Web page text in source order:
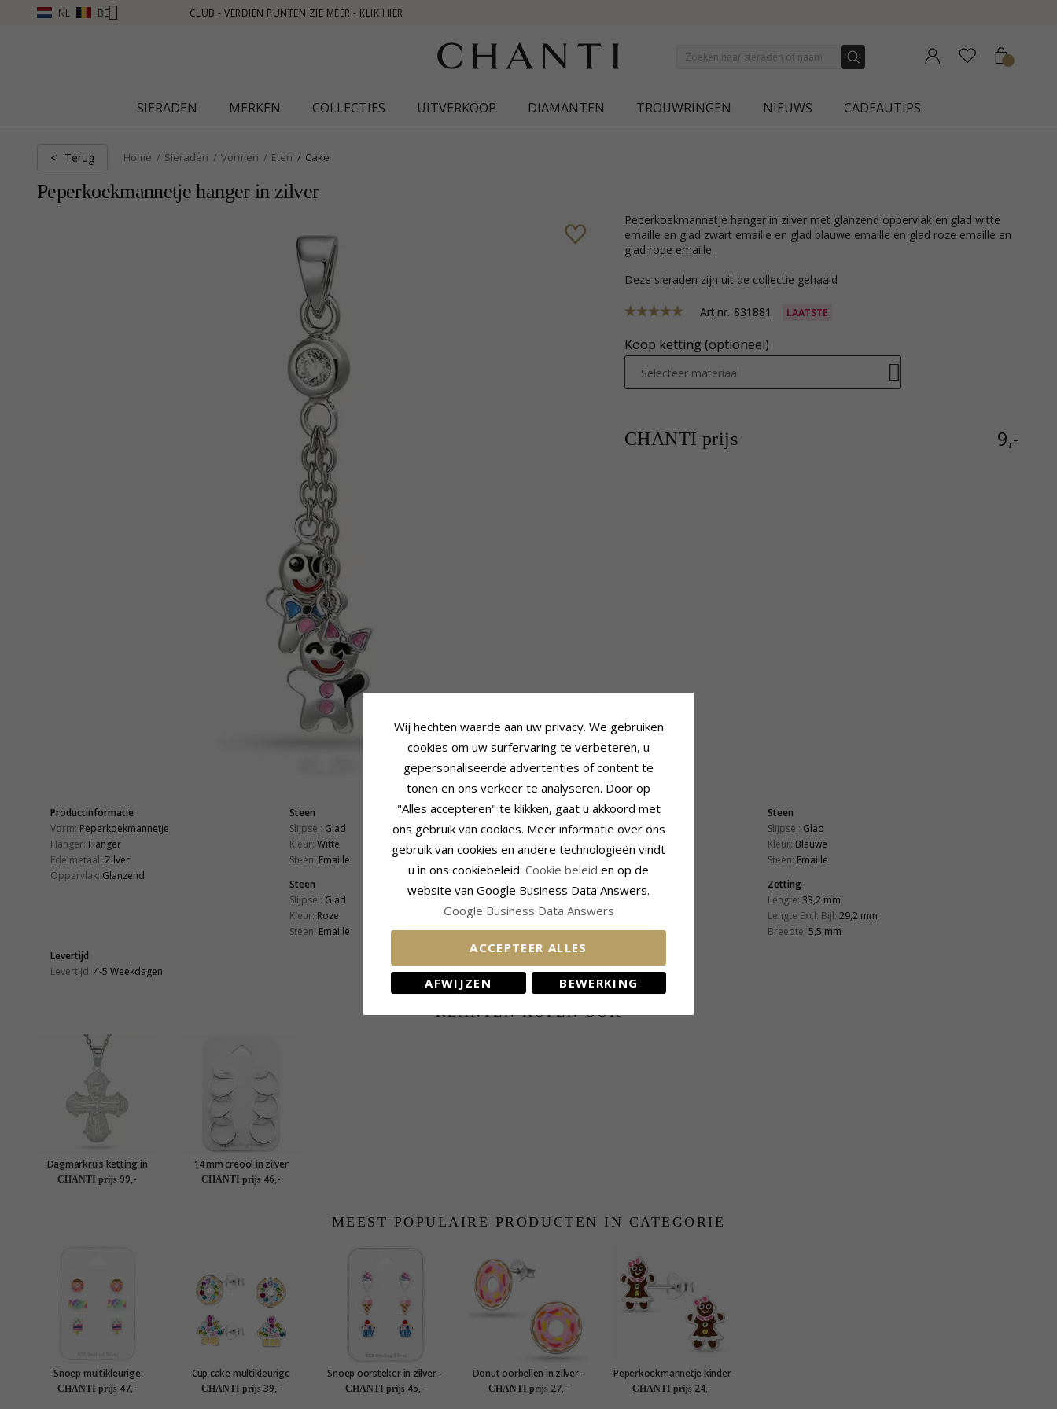
NL BE
ZIE MEER - KLIK HIER
SIERADEN MERKEN COLLECTIES UITVERKOOP DIAMANTEN TROUWRINGEN NIEUWS CADEAUTIPS
< Terug Home Sieraden Vormen Eten Cake
Peperkoekmannetje hanger in zilver
peperkoekmannetje hanger in zilver met glanzend oppervlak en glad witte
emaille en glad zwart emaille en glad blauwe emaille en glad roze emaille en
glad rode emaille.
Deze sieraden zijn uit de collectie gehaald
Art.nr. 831881 LAATSTE
Koop ketting (optioneel)
Selecteer materiaal
CHANTI prijs 9,-
Productinformatie
Vorm: Peperkoekmannetje
Hanger: Hanger
Edelmetaal: Zilver
Oppervlak: Glanzend
Steen
Slijpsel: Glad
Kleur: Witte
Steen: Emaille
Steen
Slijpsel: Glad
Kleur:
Zwart
Steen
Slijpsel: Glad
Kleur: Blauwe
Steen: Emaille
Steen
Slijpsel: Glad
Kleur: Roze
Steen: Emaille
Steen
Kleur: Rode
Steen:Emaille
Zetting
Lengte: 33,2 mm
Lengte Excl. Bijl: 29,2 mm
Breedte: 5,5 mm
Levertijd
Levertijd: 4-5 Weekdagen
KLANTEN KOPEN OOK
Dagmarkruis ketting in
zilver met hanger in zilver -
Amoré
CHANTI prijs 99,-
14 mm creool in zilver
CHANTI prijs 46,-
MEEST POPULAIRE PRODUCTEN IN CATEGORIE
Snoep multikleurige
oorsteker in zilver - Little
Ones
CHANTI prijs 47,-
Cup cake multikleurige
kinder oorbellen in zilver -
Little Ones
CHANTI prijs 39,-
Snoep oorsteker in zilver -
Little Ones
CHANTI prijs 45,-
Donut oorbellen in zilver -
Little Ones
CHANTI prijs 27,-
Peperkoekmannetje kinder
oorbellen in zilver - Little
Ones
CHANTI prijs 24,-
Wij hechten waarde aan uw privacy. We gebruiken
cookies om uw surfervaring te verbeteren, u
gepersonaliseerde advertenties of content te
tonen en ons verkeer te analyseren. Door op
"Alles accepteren" te klikken, gaat u akkoord met
ons gebruik van cookies. Meer informatie over ons
gebruik van cookies en andere technologieën vindt
u in ons cookiebeleid. Cookie beleid en op de
website van Google Business Data Answers.
Google Business Data Answers
ACCEPTEER ALLES
AFWIJZEN BEWERKING